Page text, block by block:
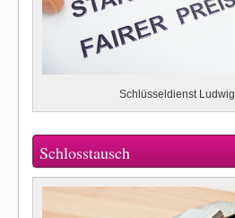
Schlüsseldienst Ludwig
Schlosstausch